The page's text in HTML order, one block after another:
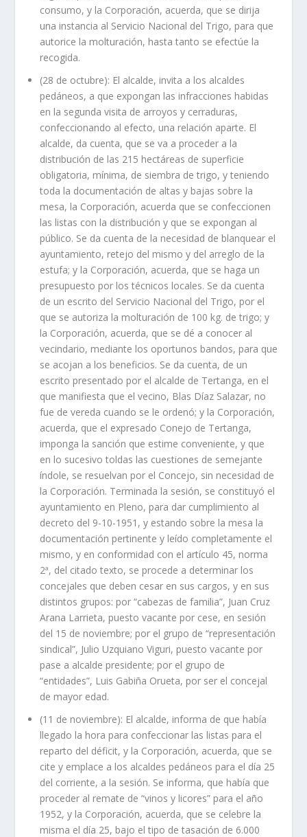
consumo, y la Corporación, acuerda, que se dirija
una instancia al Servicio Nacional del Trigo, para que
autorice la molturación, hasta tanto se efectúe la
recogida.
(28 de octubre): El alcalde, invita a los alcaldes
pedáneos, a que expongan las infracciones habidas
en la segunda visita de arroyos y cerraduras,
confeccionando al efecto, una relación aparte. El
alcalde, da cuenta, que se va a proceder a la
distribución de las 215 hectáreas de superficie
obligatoria, mínima, de siembra de trigo, y teniendo
toda la documentación de altas y bajas sobre la
mesa, la Corporación, acuerda que se confeccionen
las listas con la distribución y que se expongan al
público. Se da cuenta de la necesidad de blanquear el
ayuntamiento, retejo del mismo y del arreglo de la
estufa; y la Corporación, acuerda, que se haga un
presupuesto por los técnicos locales. Se da cuenta
de un escrito del Servicio Nacional del Trigo, por el
que se autoriza la molturación de 100 kg. de trigo; y
la Corporación, acuerda, que se dé a conocer al
vecindario, mediante los oportunos bandos, para que
se acojan a los beneficios. Se da cuenta, de un
escrito presentado por el alcalde de Tertanga, en el
que manifiesta que el vecino, Blas Díaz Salazar, no
fue de vereda cuando se le ordenó; y la Corporación,
acuerda, que el expresado Conejo de Tertanga,
imponga la sanción que estime conveniente, y que
en lo sucesivo toldas las cuestiones de semejante
índole, se resuelvan por el Concejo, sin necesidad de
la Corporación. Terminada la sesión, se constituyó el
ayuntamiento en Pleno, para dar cumplimiento al
decreto del 9-10-1951, y estando sobre la mesa la
documentación pertinente y leído completamente el
mismo, y en conformidad con el artículo 45, norma
2ª, del citado texto, se procede a determinar los
concejales que deben cesar en sus cargos, y en sus
distintos grupos: por “cabezas de familia”, Juan Cruz
Arana Larrieta, puesto vacante por cese, en sesión
del 15 de noviembre; por el grupo de “representación
sindical”, Julio Uzquiano Viguri, puesto vacante por
pase a alcalde presidente; por el grupo de
“entidades”, Luis Gabiña Orueta, por ser el concejal
de mayor edad.
(11 de noviembre): El alcalde, informa de que había
llegado la hora para confeccionar las listas para el
reparto del déficit, y la Corporación, acuerda, que se
cite y emplace a los alcaldes pedáneos para el día 25
del corriente, a la sesión. Se informa, que había que
proceder al remate de “vinos y licores” para el año
1952, y la Corporación, acuerda, que se celebre la
misma el día 25, bajo el tipo de tasación de 6.000